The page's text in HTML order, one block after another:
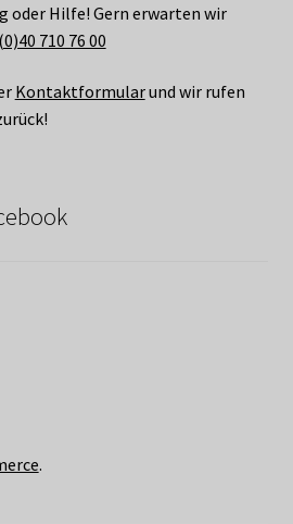
oder Hilfe! Gern erwarten wir
710 76 00
Kontaktformularund wir rufen
.